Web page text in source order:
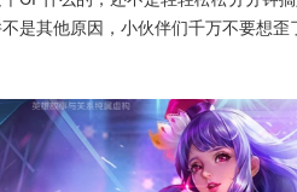
是其他原因，小伙伴们千万不要想歪